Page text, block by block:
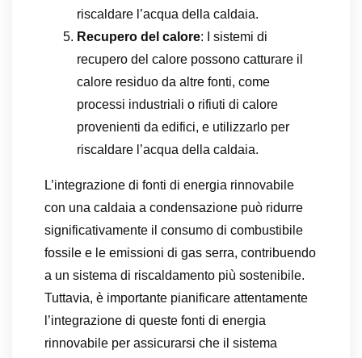
riscaldare l’acqua della caldaia.
Recupero del calore: I sistemi di
recupero del calore possono catturare il
calore residuo da altre fonti, come
processi industriali o rifiuti di calore
provenienti da edifici, e utilizzarlo per
riscaldare l’acqua della caldaia.
L’integrazione di fonti di energia rinnovabile
con una caldaia a condensazione può ridurre
significativamente il consumo di combustibile
fossile e le emissioni di gas serra, contribuendo
a un sistema di riscaldamento più sostenibile.
Tuttavia, è importante pianificare attentamente
l’integrazione di queste fonti di energia
rinnovabile per assicurarsi che il sistema